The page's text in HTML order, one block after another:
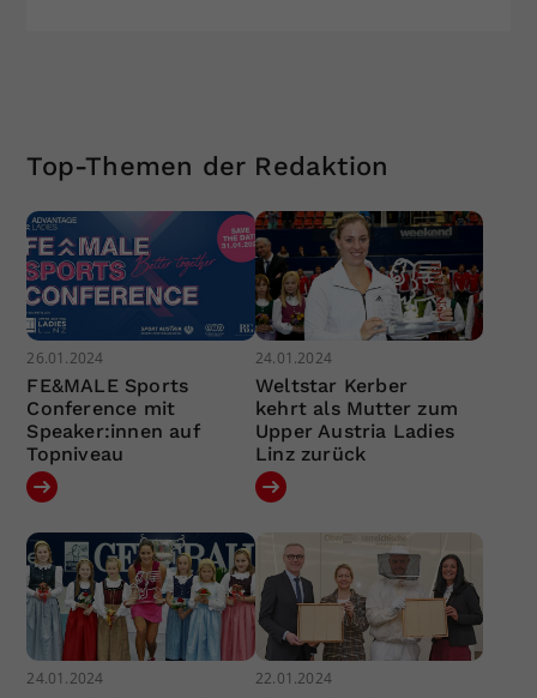
Top-Themen der Redaktion
26.01.2024
FE&MALE Sports
Conference mit
Speaker:innen auf
Topniveau
24.01.2024
Weltstar Kerber
kehrt als Mutter zum
Upper Austria Ladies
Linz zurück
24.01.2024 22.01.2024